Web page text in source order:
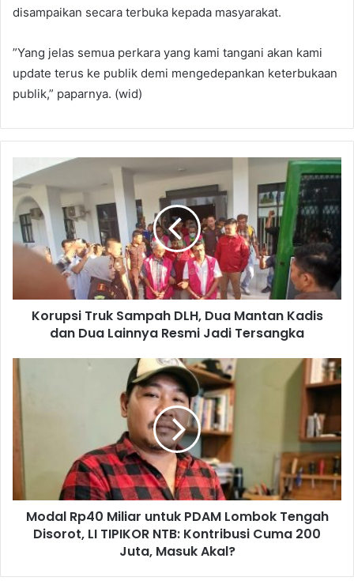
disampaikan secara terbuka kepada masyarakat.
​”Yang jelas semua perkara yang kami tangani akan kami
update terus ke publik demi mengedepankan keterbukaan
publik,” paparnya. (wid)
Korupsi Truk Sampah DLH, Dua Mantan Kadis
dan Dua Lainnya Resmi Jadi Tersangka
Modal Rp40 Miliar untuk PDAM Lombok Tengah
Disorot, LI TIPIKOR NTB: Kontribusi Cuma 200
Juta, Masuk Akal?